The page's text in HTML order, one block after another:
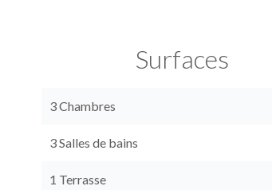
Surfaces
3 Chambres
3 Salles de bains
1 Terrasse